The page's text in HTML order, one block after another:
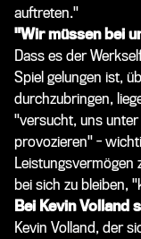
auftreten."
"Wir müssen bei
Dass es der
Spiel gelungen ist,
durchzubringen,
"versucht, uns unter
provozieren" -
Leistungsvermögen
bei sich zu bleiben,
Bei Kevin Volland
Kevin Volland, der